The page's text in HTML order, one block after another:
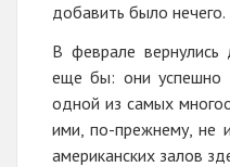
добавить было нечего.
В феврале вернулись
еще бы: они успешно
одной из самых
ими, по-прежнему, не
американских залов